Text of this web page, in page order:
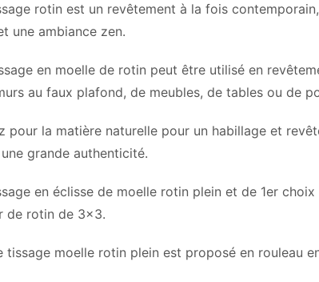
rotin est un revêtement à la fois
une ambiance zen.
en moelle de rotin peut être utilisé en
au faux plafond, de meubles, de tables ou de
pour la matière naturelle pour un habillage et
grande authenticité.
en éclisse de moelle rotin plein et de 1er
de rotin de 3×3.
tissage moelle rotin plein est proposé en rouleau